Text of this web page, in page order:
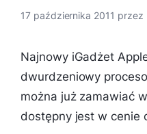
17 października 2011 przez
Najnowy iGadżet
dwurdzeniowy
można już zamawiać
dostępny jest w cenie